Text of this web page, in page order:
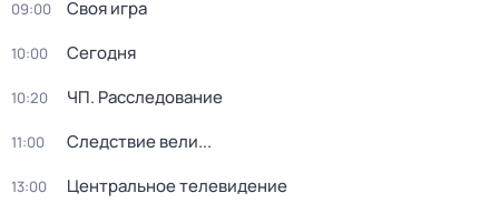
09:00 Своя игра
10:00 Сегодня
10:20 ЧП. Расследование
11:00 Следствие вели...
13:00 Центральное телевидение